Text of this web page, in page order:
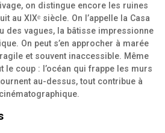
on distingue encore les ruines
au XIXᵉ siècle. On l’appelle la Casa
des vagues, la bâtisse impressionne
On peut s’en approcher à marée
et souvent inaccessible. Même
le coup : l’océan qui frappe les murs
au-dessus, tout contribue à